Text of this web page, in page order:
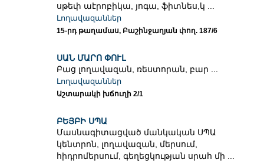
սթեփ աէրոբիկա, յոգա, ֆիտնես,կ ...
Լողավազաններ
15-րդ թաղամաս, Բաշինջաղյան փող. 187/6
ՍԱՆ ՄԱՐՈ ՓՈՒԼ
Բաց լողավազան, ռեստորան, բար ...
Լողավազաններ
Աշտարակի խճուղի 2/1
ԲԵՅԲԻ ՍՊԱ
Մասնագիտացված մանկական ՍՊԱ
կենտրոն, լողավազան, մերսում,
հիդրոմերսում, գեղեցկության սրահ մի ...